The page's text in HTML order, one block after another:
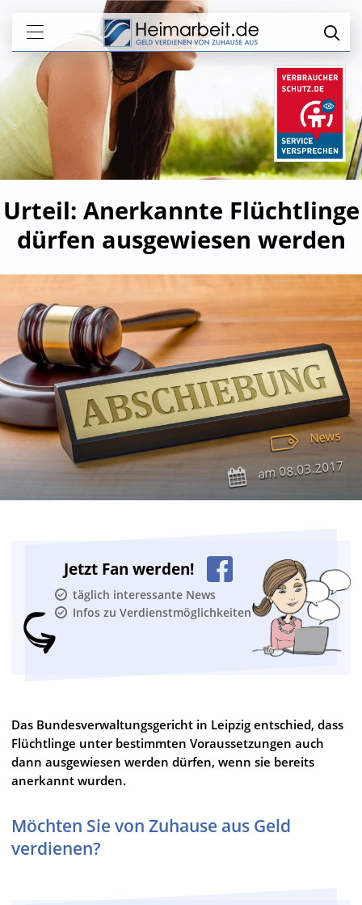
Urteil: Anerkannte Flüchtlinge
dürfen ausgewiesen werden
News
am08.03.2017
Jetzt Fan werden!
täglich interessante News
Infos zu Verdienstmöglichkeiten
Das Bundesverwaltungsgericht in Leipzig entschied, dass
Flüchtlinge unter bestimmten Voraussetzungen auch
dann ausgewiesen werden dürfen, wenn sie bereits
anerkannt wurden.
Möchten Sie von Zuhause aus Geld
verdienen?